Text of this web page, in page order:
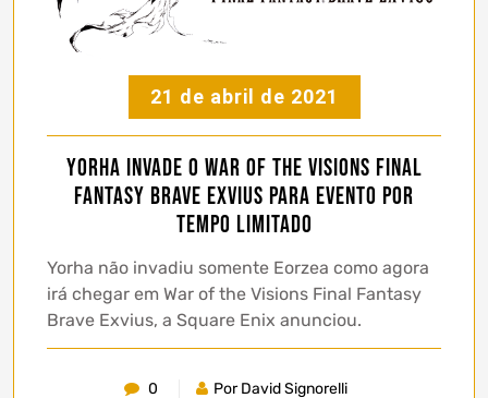
21 de abril de 2021
Yorha invade o War of the Visions Final
Fantasy Brave Exvius para evento por
tempo limitado
Yorha não invadiu somente Eorzea como agora
irá chegar em War of the Visions Final Fantasy
Brave Exvius, a Square Enix anunciou.
0
Por David Signorelli